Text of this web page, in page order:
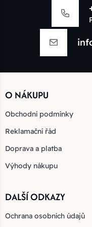
O NÁKUPU
Obchodní podmínky
Reklamační řád
Doprava a platba
Výhody nákupu
DALŠÍ ODKAZY
Ochrana osobních údajů